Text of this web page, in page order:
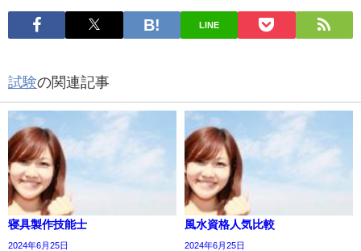
LINE
試験の関連記事
寝具製作技能士
2024年6月25日
風水資格人気比較
2024年6月25日